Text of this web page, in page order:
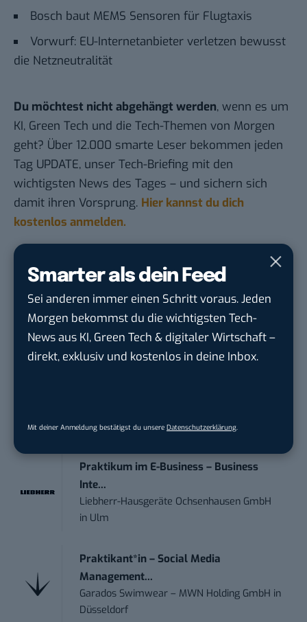
Smarter als dein Feed
Sei anderen immer einen Schritt voraus. Jeden
Morgen bekommst du die wichtigsten Tech-
News aus KI, Green Tech & digitaler Wirtschaft –
direkt, exklusiv und kostenlos in deine Inbox.
Mit deiner Anmeldung bestätigst du unsere Datenschutzerklärung.
Bosch baut MEMS Sensoren für Flugtaxis
Vorwurf: EU-Internetanbieter verletzen bewusst
die Netzneutralität
Du möchtest nicht abgehängt werden, wenn es um
KI, Green Tech und die Tech-Themen von Morgen
geht? Über 12.000 smarte Leser bekommen jeden
Tag UPDATE, unser Tech-Briefing mit den
wichtigsten News des Tages – und sichern sich
damit ihren Vorsprung. Hier kannst du dich
kostenlos anmelden.
Anforderungs- und Projektmanager
touristische...
trendtours Holding GmbHinEschborn
Stuttgart
Praktikum im E-Business – Business
Inte...
Liebherr-Hausgeräte Ochsenhausen GmbH
in Ulm
Praktikant*in – Social Media
Management...
Garados Swimwear – MWN Holding GmbH in
Düsseldorf